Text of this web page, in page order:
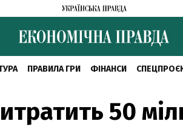
ПРАВИЛА ГРИ ФІНАНСИ
50